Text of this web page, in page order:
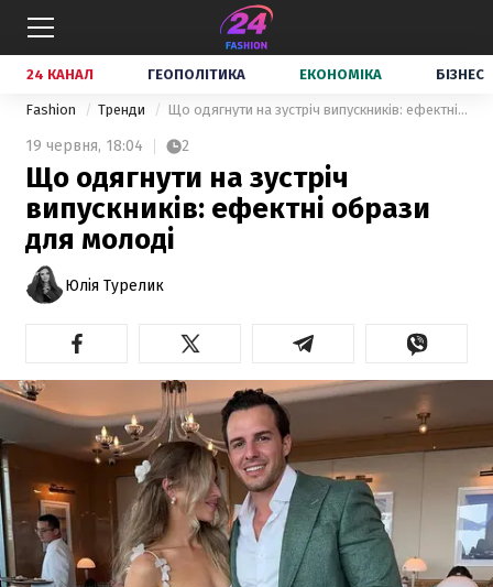
24 КАНАЛ ГЕОПОЛІТИКА ЕКОНОМІКА БІЗНЕС
Fashion Тренди Що одягнути на зустріч випускників: ефектні образи для молоді
19 червня, 18:04 2
Що одягнути на зустріч
випускників: ефектні образи
для молоді
Юлія Турелик